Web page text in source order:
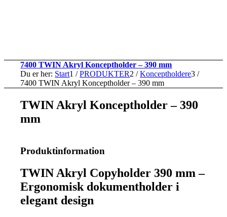
7400 TWIN Akryl Konceptholder – 390 mm
Du er her: Start1 / PRODUKTER2 / Konceptholdere3 /
7400 TWIN Akryl Konceptholder – 390 mm
TWIN Akryl Konceptholder – 390
mm
Produktinformation
TWIN Akryl Copyholder 390 mm –
Ergonomisk dokumentholder i
elegant design